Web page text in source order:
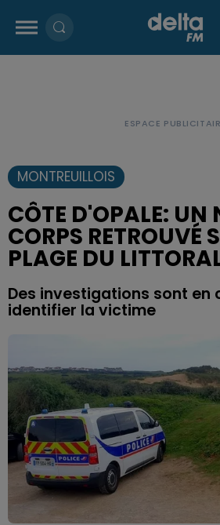
MONTREUILLOIS
CÔTE D'OPALE: UN
CORPS RETROUVÉ
PLAGE DU
Des investigations sont en
identifier la victime